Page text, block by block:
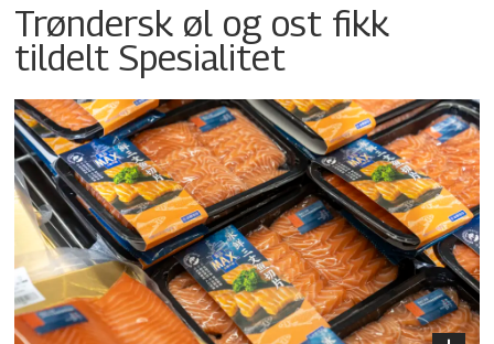
Trøndersk øl og ost fikk
tildelt Spesialitet